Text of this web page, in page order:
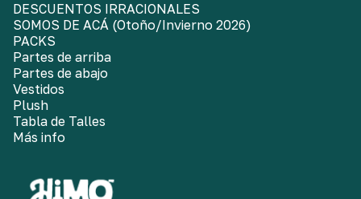
DESCUENTOS IRRACIONALES
SOMOS DE ACÁ (Otoño/Invierno 2026)
PACKS
Partes de arriba
Partes de abajo
Vestidos
Plush
Tabla de Talles
Más info